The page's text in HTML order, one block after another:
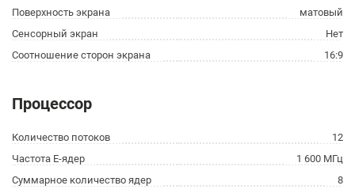
Поверхность экрана
матовый
Сенсорный экран
Нет
Соотношение сторон экрана
16:9
Процессор
Количество потоков
12
Частота E-ядер
1 600 МГц
Суммарное количество ядер
8